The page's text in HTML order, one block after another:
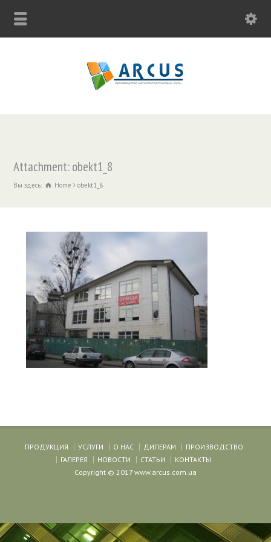
Attachment: obekt1_8
Вы здесь: Home obekt1_8
ПРОДУКЦИЯ УСЛУГИ О НАС ДИЛЕРАМ
ПРОИЗВОДСТВО
ГАЛЕРЕЯ
НОВОСТИ СТАТЬИ
КОНТАКТЫ
Copyright © 2017 www.arcus.com.ua